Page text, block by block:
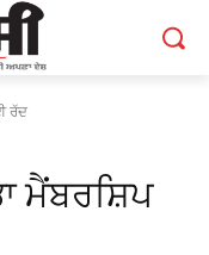
ਰੱਦ
ਮੈਂਬਰਸ਼ਿਪ